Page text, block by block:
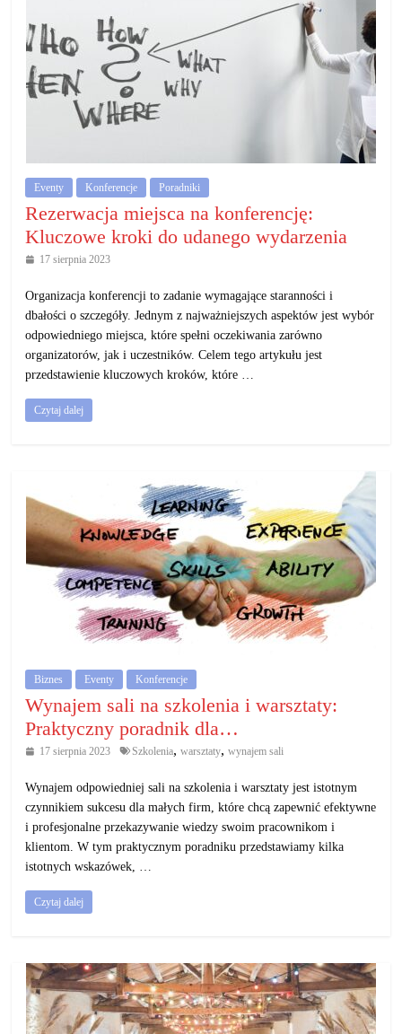
Eventy Konferencje Poradniki
Rezerwacja miejsca na konferencję:
Kluczowe kroki do udanego wydarzenia
17 sierpnia 2023
Organizacja konferencji to zadanie wymagające staranności i
dbałości o szczegóły. Jednym z najważniejszych aspektów jest wybór
odpowiedniego miejsca, które spełni oczekiwania zarówno
organizatorów, jak i uczestników. Celem tego artykułu jest
przedstawienie kluczowych kroków, które …
Czytaj dalej
Biznes Eventy Konferencje
Wynajem sali na szkolenia i warsztaty:
Praktyczny poradnik dla…
17 sierpnia 2023 Szkolenia, warsztaty, wynajem sali
Wynajem odpowiedniej sali na szkolenia i warsztaty jest istotnym
czynnikiem sukcesu dla małych firm, które chcą zapewnić efektywne
i profesjonalne przekazywanie wiedzy swoim pracownikom i
klientom. W tym praktycznym poradniku przedstawiamy kilka
istotnych wskazówek, …
Czytaj dalej